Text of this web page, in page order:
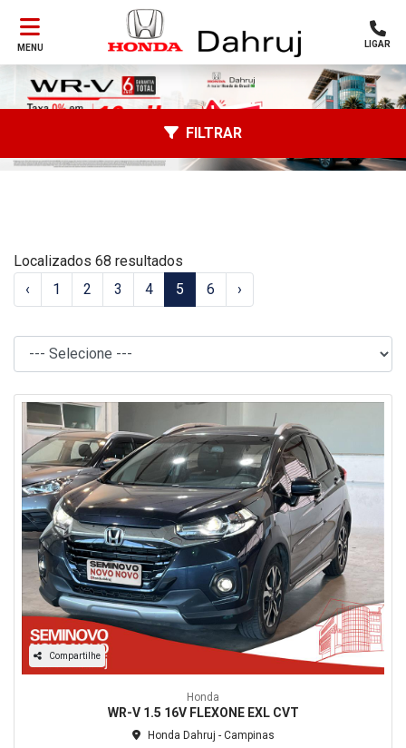
MENU LIGAR
Localizados 68 resultados
‹
1 2 3 4 5 6 ›
FILTRAR
Compartilhe
Honda
WR-V 1.5 16V FLEXONE EXL CVT
Honda Dahruj - Campinas